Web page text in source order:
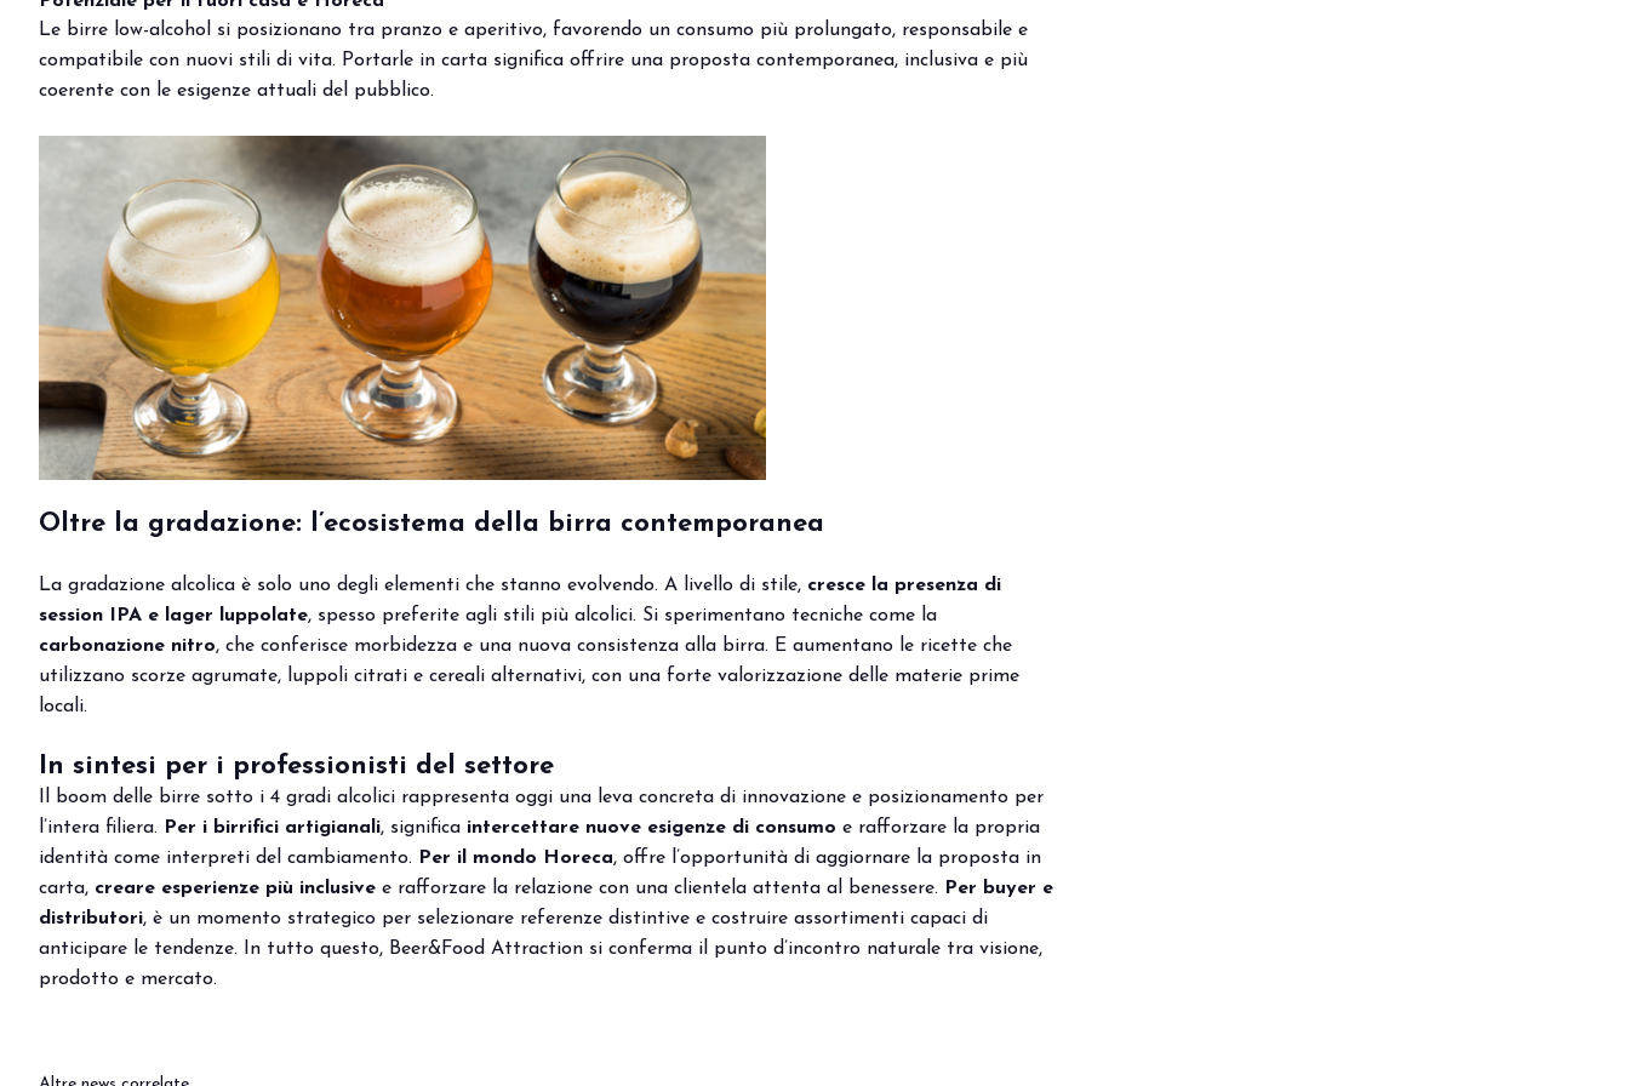
Eventi e aree tematiche
Innovation District
International Horeca Meeting
MEDIA ROOM
News e comunicati stampa
Contatti
Per accreditarsi
Servizi per i media
Download loghi e immagini
CATALOGO
Catalogo espositori 2026
Porta il tuo business al centro dell’innovazione Out of Home.
Le birre low-alcohol si posizionano tra pranzo e aperitivo, favorendo un consumo più prolungato, responsabile e
compatibile con nuovi stili di vita. Portarle in carta significa offrire una proposta contemporanea, inclusiva e più
coerente con le esigenze attuali del pubblico.
Oltre la gradazione: l’ecosistema della birra contemporanea
La gradazione alcolica è solo uno degli elementi che stanno evolvendo. A livello di stile, cresce la presenza di
session IPA e lager luppolate, spesso preferite agli stili più alcolici. Si sperimentano tecniche come la
carbonazione nitro, che conferisce morbidezza e una nuova consistenza alla birra. E aumentano le ricette che
utilizzano scorze agrumate, luppoli citrati e cereali alternativi, con una forte valorizzazione delle materie prime
locali.
In sintesi per i professionisti del settore
Il boom delle birre sotto i 4 gradi alcolici rappresenta oggi una leva concreta di innovazione e posizionamento per
l’intera filiera. Per i birrifici artigianali, significa intercettare nuove esigenze di consumo e rafforzare la propria
identità come interpreti del cambiamento.
Per il mondo Horeca, offre l’opportunità di aggiornare la proposta in
carta, creare esperienze più inclusive e rafforzare la relazione con una clientela attenta al benessere. Per buyer e
distributori, è un momento strategico per selezionare referenze distintive e costruire assortimenti capaci di
anticipare le tendenze. In tutto questo, Beer&Food Attraction si conferma il punto d’incontro naturale tra visione,
prodotto e mercato.